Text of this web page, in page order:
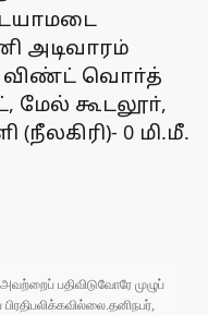
அடிவாரம்
விண்ட் வொா்த்
மேல் கூடலூா்,
(நீலகிரி)- 0 மி.மீ.
பதிவிடுவோரே முழுப்